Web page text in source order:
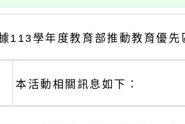
113學年度教育部推動教育優先
本活動相關訊息如下：